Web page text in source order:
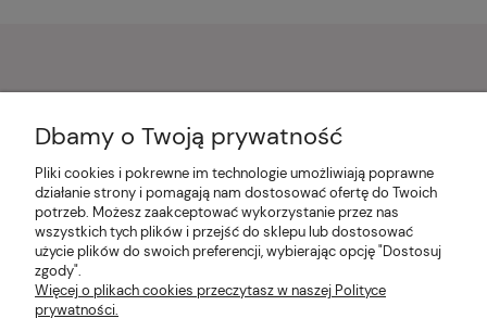
Moje konto
Płatności i dostawa
Informacje
Dbamy o Twoją prywatność
Pliki cookies i pokrewne im technologie umożliwiają poprawne
działanie strony i pomagają nam dostosować ofertę do Twoich
potrzeb. Możesz zaakceptować wykorzystanie przez nas
wszystkich tych plików i przejść do sklepu lub dostosować
użycie plików do swoich preferencji, wybierając opcję "Dostosuj
zgody".
Więcej o plikach cookies przeczytasz w naszej Polityce
prywatności.